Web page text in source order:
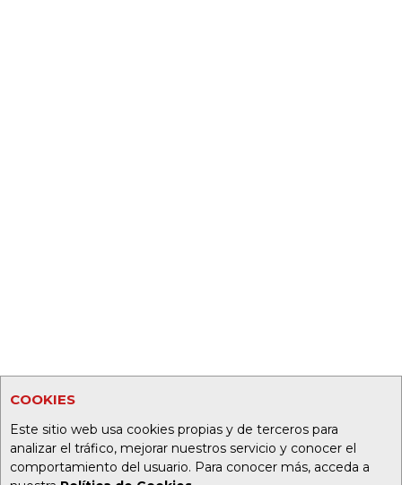
COOKIES
Este sitio web usa cookies propias y de terceros para
analizar el tráfico, mejorar nuestros servicio y conocer el
comportamiento del usuario. Para conocer más, acceda a